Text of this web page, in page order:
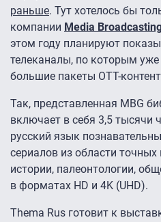
раньше. Тут хотелось бы
компании Media
этом году планируют
телеканалы, по которым
большие пакеты ОТТ-
Так, представленная MBG
включает в себя 3,5 тысячи
русский язык
сериалов из области точных
истории, палеонтологии,
в форматах HD и 4K (UHD).
Thema Rus готовит к